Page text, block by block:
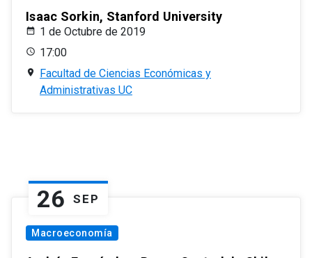
Isaac Sorkin, Stanford University
1 de Octubre de 2019
17:00
Facultad de Ciencias Económicas y
Administrativas UC
26 SEP
Macroeconomía